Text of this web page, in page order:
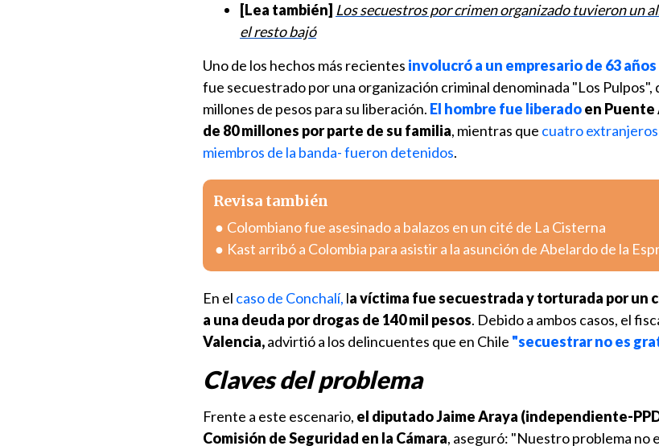
[Lea también] Los secuestros por crimen organizado tuvieron un
el resto bajó
Uno de los hechos más recientes involucró a un empresario de 63
fue secuestrado por una organización criminal denominada "Los Pulpos",
millones de pesos para su liberación. El hombre fue liberadoen Puente
de 80 millones por parte de su familia, mientras que cuatro
miembros de la banda- fueron detenidos.
Revisa también
Colombiano fue asesinado a balazos en un cité de La Cisterna
Kast arribó a Colombia para asistir a la asunción de Abelardo de la
En el caso de Conchalí, la víctima fue secuestrada y torturada por un
a una deuda por drogas de 140 mil pesos. Debido a ambos casos, el
Valencia,advirtió a los delincuentes que en Chile "secuestrar no es
Claves del problema
Frente a este escenario, el diputado Jaime Araya (independiente-
Comisión de Seguridad en la Cámara, aseguró: "Nuestro problema no